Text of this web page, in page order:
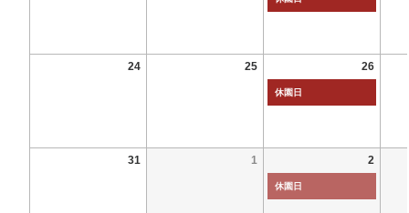
24 25 26
休園日
31 1 2
休園日